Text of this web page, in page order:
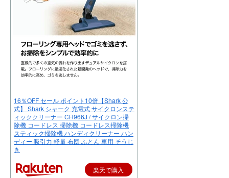
16％OFF セール ポイント10倍【Shark 公
式】 Shark シャーク 充電式 サイクロンステ
ィッククリーナー CH966J / サイクロン掃
除機 コードレス 掃除機 コードレス掃除機
スティック掃除機 ハンディクリーナー ハン
ディー 吸引力 軽量 布団 ふとん 車用 そうじ
き
楽天で購入